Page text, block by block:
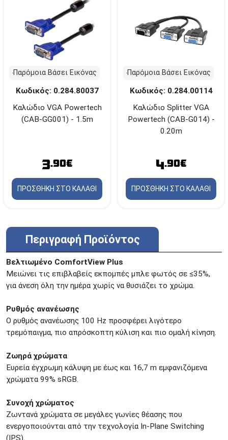
Παρόμοια Βάσει Εικόνας
Κωδικός: 0.284.80037
Καλώδιο VGA Powertech
(CAB-GG001) - 1.5m
3.90€
ΠΡΟΣΘΗΚΗ ΣΤΟ ΚΑΛΑΘΙ
Παρόμοια Βάσει Εικόνας
Κωδικός: 0.284.00114
Καλώδιο Splitter VGA
Powertech (CAB-G014) -
0.20m
4.90€
ΠΡΟΣΘΗΚΗ ΣΤΟ ΚΑΛΑΘΙ
Περιγραφή Προϊόντος
Βελτιωμένο ComfortView Plus
Μειώνει τις επιβλαβείς εκπομπές μπλε φωτός σε ≤35%,
για άνεση όλη την ημέρα χωρίς να θυσιάζει το χρώμα.
Ρυθμός ανανέωσης
Ο ρυθμός ανανέωσης 100 Hz προσφέρει λιγότερο
τρεμόπαιγμα, πιο απρόσκοπτη κύλιση και πιο ομαλή κίνηση.
Ζωηρά χρώματα
Ευρεία έγχρωμη κάλυψη με έως και 16,7 m εμφανιζόμενα
χρώματα 99% sRGB.
Συνοχή χρώματος
Ζωντανά χρώματα σε μεγάλες γωνίες θέασης που
ενεργοποιούνται από την τεχνολογία In-Plane Switching
(IPS).